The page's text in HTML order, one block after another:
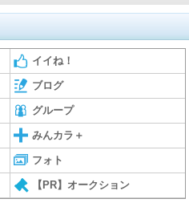
イイね！
ブログ
グループ
みんカラ＋
フォト
【PR】オークション